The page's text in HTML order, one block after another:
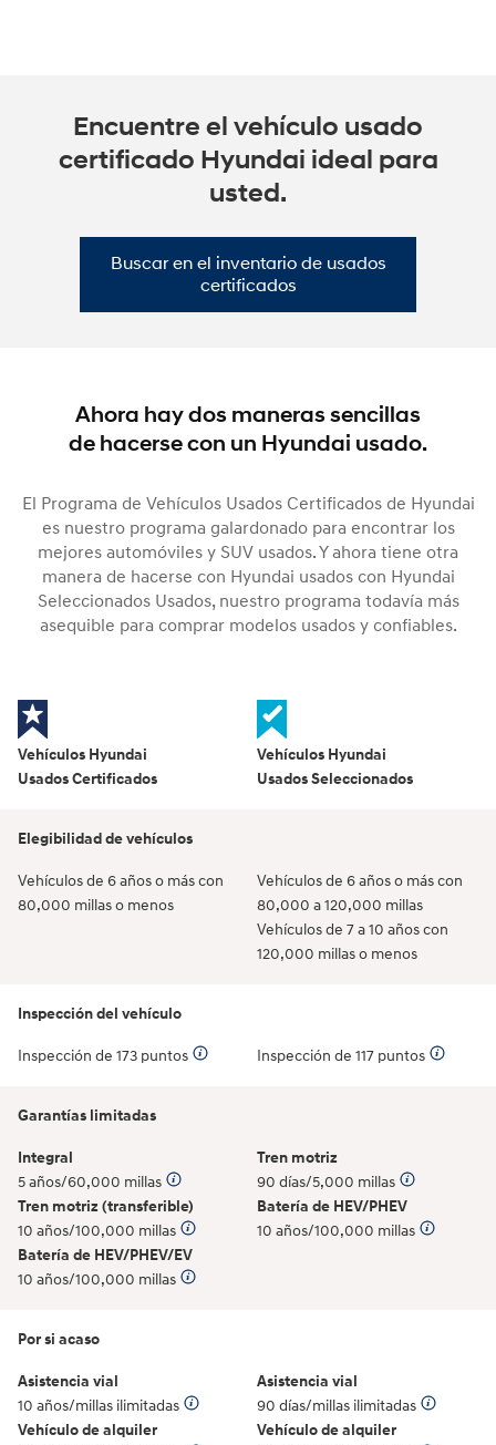
Encuentre el vehículo usado
certificado Hyundai ideal para
usted.
Buscar en el inventario de usados
certificados
Ahora hay dos maneras sencillas
de hacerse con un Hyundai usado.
El Programa de Vehículos Usados Certificados de Hyundai
es nuestro programa galardonado para encontrar los
mejores automóviles y SUV usados. Y ahora tiene otra
manera de hacerse con Hyundai usados con Hyundai
Seleccionados Usados, nuestro programa todavía más
asequible para comprar modelos usados y confiables.
Vehículos Hyundai
Usados Certificados
Vehículos Hyundai
Usados Seleccionados
Elegibilidad de vehículos
Vehículos de 6 años o más con
80,000 millas o menos
Vehículos de 6 años o más con
80,000 a 120,000 millas
Vehículos de 7 a 10 años con
120,000 millas o menos
Inspección del vehículo
Inspección de 173 puntos Inspección de 117 puntos
Garantías limitadas
Integral
5 años/60,000 millas
Tren motriz (transferible)
10 años/100,000 millas
Batería de HEV/PHEV/EV
10 años/100,000 millas
Tren motriz
90 días/5,000 millas
Batería de HEV/PHEV
10 años/100,000 millas
Por si acaso
Asistencia vial
10 años/millas ilimitadas
Vehículo de alquiler
Asistencia vial
90 días/millas ilimitadas
Vehículo de alquiler